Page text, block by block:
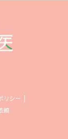
リシー
頼